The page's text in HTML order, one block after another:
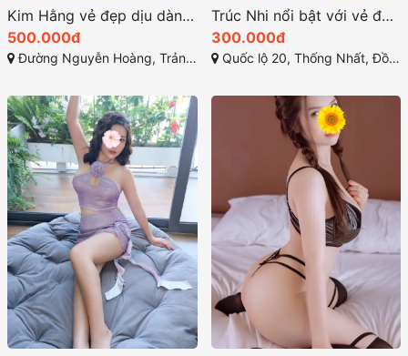
Kim Hằng vẻ đẹp dịu dàng chân dài quyến rũ
500.000đ
Đường Nguyễn Hoàng, Trảng Bom, Đồng Nai
Trúc Nhi nổi bật với vẻ đẹp quyến rũ hoàn hảo
300.000đ
Quốc lộ 20, Thống Nhất, Đồng Nai